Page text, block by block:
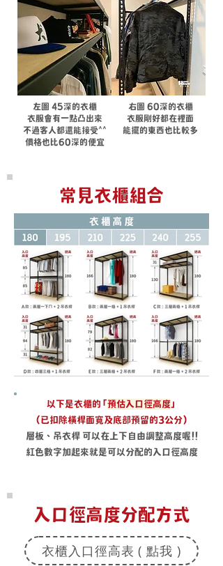
左圖 45深的衣櫃
衣服會有一點凸出來
不過客人都還能接受^^
​價格也比60深的便宜
右圖 60深的衣櫃
衣服剛好都在裡面
能擺的東西也比較多
​常見衣櫃組合
以下是衣櫃的 「預估入口徑高度」
(已扣除橫桿面寬及底部預留的3公分)
層板、吊衣桿 可以在上下自由調整高度喔!!
紅色數字加起來就是可以分配的入口徑高度
入口徑高度分配方式
衣櫃入口徑高表 ( 點我 )